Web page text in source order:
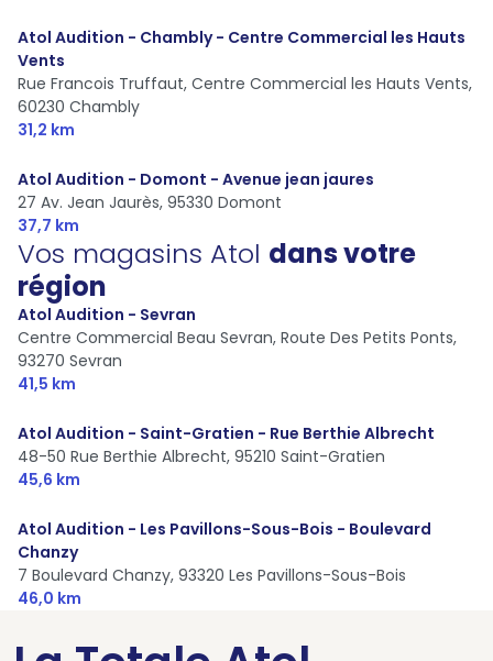
Atol Audition - Chambly - Centre Commercial les Hauts
Vents
Rue Francois Truffaut, Centre Commercial les Hauts Vents,
60230 Chambly
31,2 km
Atol Audition - Domont - Avenue jean jaures
27 Av. Jean Jaurès, 95330 Domont
37,7 km
Vos magasins Atol dans votre
région
Atol Audition - Sevran
Centre Commercial Beau Sevran, Route Des Petits Ponts,
93270 Sevran
41,5 km
Atol Audition - Saint-Gratien - Rue Berthie Albrecht
48-50 Rue Berthie Albrecht, 95210 Saint-Gratien
45,6 km
Atol Audition - Les Pavillons-Sous-Bois - Boulevard
Chanzy
7 Boulevard Chanzy, 93320 Les Pavillons-Sous-Bois
46,0 km